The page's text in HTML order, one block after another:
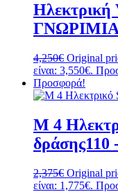
4,250€ Original
είναι: 3,550€.
Προσφορά!
M 4
δράσης110
2,375€ Original
είναι: 1,775€.